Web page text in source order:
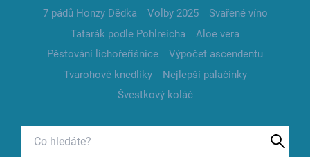
7 pádů Honzy Dědka
Volby 2025
Svařené víno
Tatarák podle Pohlreicha
Aloe vera
Pěstování lichořeřišnice
Výpočet ascendentu
Tvarohové knedlíky
Nejlepší palačinky
Švestkový koláč